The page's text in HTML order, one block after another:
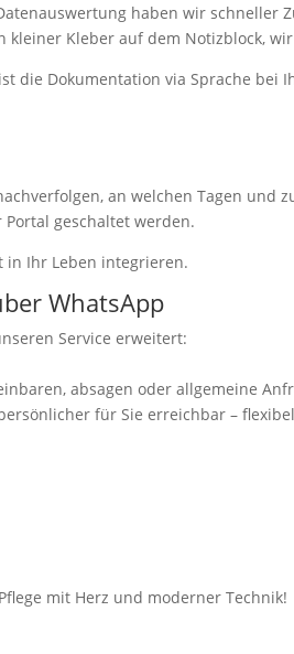
haben wir schneller
Kleber auf dem Notizblock,
die Dokumentation via Sprache bei
an welchen Tagen und
geschaltet werden.
in Ihr Leben integrieren.
WhatsApp
Service erweitert:
absagen oder allgemeine
für Sie erreichbar –
mit Herz und moderner Technik!